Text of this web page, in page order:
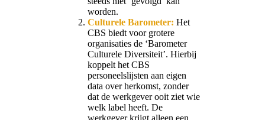
worden.
Culturele Barometer: Het
CBS biedt voor grotere
organisaties de ‘Barometer
Culturele Diversiteit’. Hierbij
koppelt het CBS
personeelslijsten aan eigen
data over herkomst, zonder
dat de werkgever ooit ziet wie
welk label heeft. De
werkgever krijgt alleen een